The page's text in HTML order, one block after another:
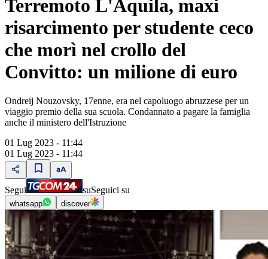
Terremoto L'Aquila, maxi
risarcimento per studente ceco
che morì nel crollo del
Convitto: un milione di euro
Ondreij Nouzovsky, 17enne, era nel capoluogo abruzzese per un
viaggio premio della sua scuola. Condannato a pagare la famiglia
anche il ministero dell'Istruzione
01 Lug 2023 - 11:44
01 Lug 2023 - 11:44
Segui suSeguici su
whatsapp discover